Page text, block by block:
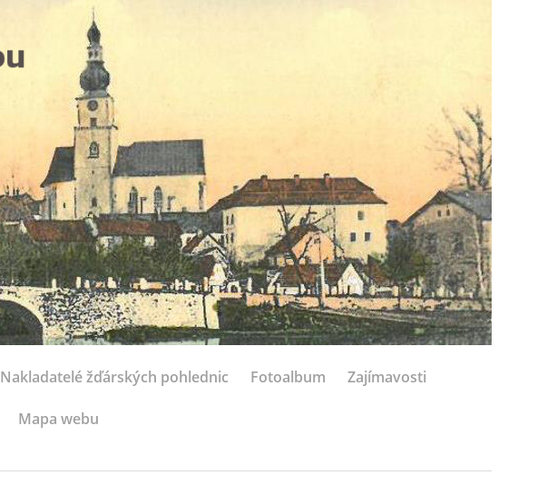
Nakladatelé žďárských pohlednic Fotoalbum Zajímavosti
Mapa webu